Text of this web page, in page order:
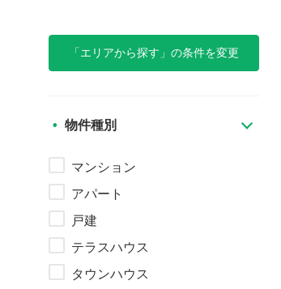
「エリアから探す」の条件を変更
物件種別
マンション
アパート
戸建
テラスハウス
タウンハウス